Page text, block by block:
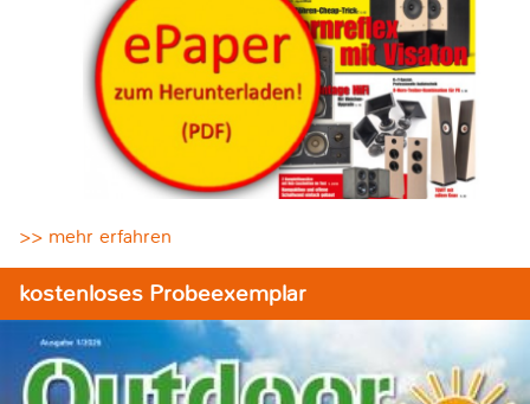
>> mehr erfahren
kostenloses Probeexemplar